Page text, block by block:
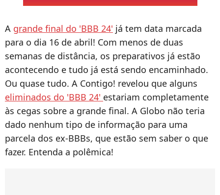
A grande final do 'BBB 24' já tem data marcada
para o dia 16 de abril! Com menos de duas
semanas de distância, os preparativos já estão
acontecendo e tudo já está sendo encaminhado.
Ou quase tudo. A Contigo! revelou que alguns
eliminados do 'BBB 24' estariam completamente
às cegas sobre a grande final. A Globo não teria
dado nenhum tipo de informação para uma
parcela dos ex-BBBs, que estão sem saber o que
fazer. Entenda a polêmica!